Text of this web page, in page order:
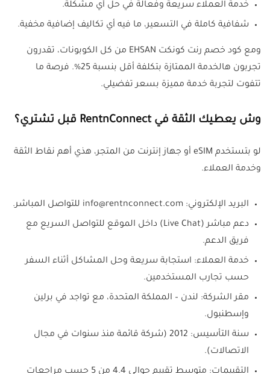
خدمة العملاء سريعة وفعالة في حل أي مشكلة.
شفافية كاملة في التسعير، ما فيه أي تكاليف إضافية مخفية.
ومع كود خصم رنت كونكت EHSAN من كل الكوبونات، تقدرون
تجربون هالخدمة الممتازة بتكلفة أقل بنسبة 25%. فرصة ما
تتفوت لتجربة خدمة مميزة بسعر تفضيلي.
وش يعطيك الثقة في RentnConnect قبل تشتري؟
لو بتستخدم eSIM أو جهاز إنترنت من المتجر، هذي أهم نقاط الثقة
وخدمة العملاء.
البريد الإلكتروني: info@rentnconnect.com للتواصل المباشر.
دعم مباشر (Live Chat) داخل الموقع للتواصل السريع مع
فريق الدعم.
خدمة العملاء: استجابة سريعة وحل المشاكل أثناء السفر
حسب تجارب المستخدمين.
مقر الشركة: لندن – المملكة المتحدة، مع تواجد في برلين
وإسطنبول.
سنة التأسيس: 2012 (شركة قائمة منذ سنوات في مجال
الاتصالات).
التقييمات: متوسط تقييم حوالي 4.4 من 5 حسب مراجعات